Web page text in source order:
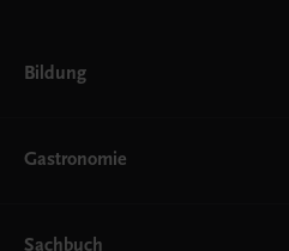
Bildung
AHS
EWF/ZWF
Gastronomie
Getränke
Sachbuch